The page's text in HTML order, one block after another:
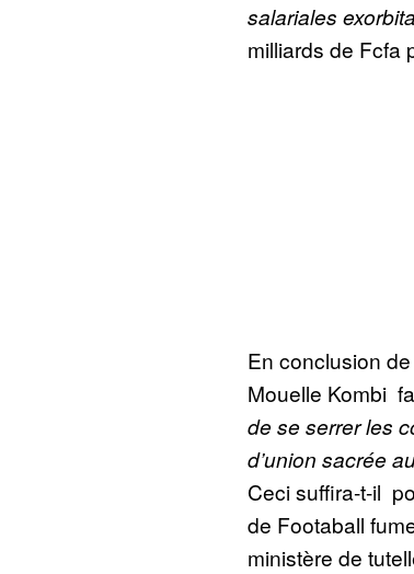
salariales
milliards de Fcfa
En conclusion
Mouelle Kombi
de se serrer les
d’union sacrée
Ceci suffira-t-il
de Footaball
ministère de